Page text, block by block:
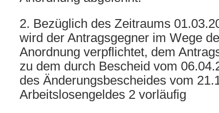
2. Bezüglich des Zeitraums
wird der Antragsgegner im Wege
Anordnung verpflichtet, dem
zu dem durch Bescheid vom
des Änderungsbescheides vom
Arbeitslosengeldes 2 vorläufig